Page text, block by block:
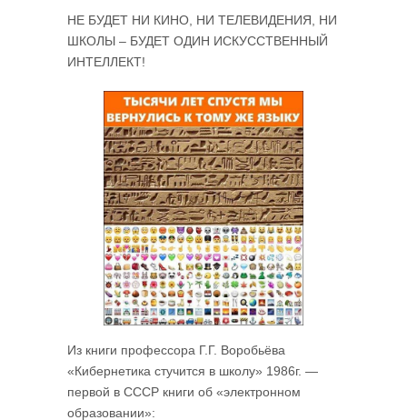
НЕ БУДЕТ НИ КИНО, НИ ТЕЛЕВИДЕНИЯ, НИ
ШКОЛЫ – БУДЕТ ОДИН ИСКУССТВЕННЫЙ
ИНТЕЛЛЕКТ!
Из книги профессора Г.Г. Воробьёва
«Кибернетика стучится в школу» 1986г. —
первой в СССР книги об «электронном
образовании»: